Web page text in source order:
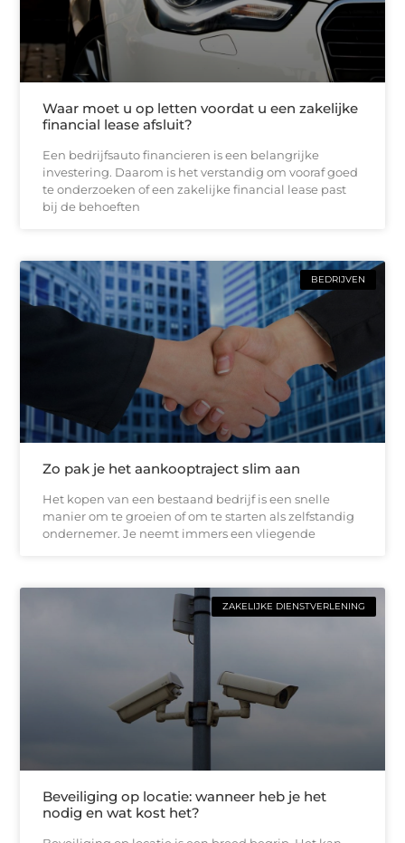
Waar moet u op letten voordat u een zakelijke
financial lease afsluit?
Een bedrijfsauto financieren is een belangrijke
investering. Daarom is het verstandig om vooraf goed
te onderzoeken of een zakelijke financial lease past
bij de behoeften
BEDRIJVEN
Zo pak je het aankooptraject slim aan
Het kopen van een bestaand bedrijf is een snelle
manier om te groeien of om te starten als zelfstandig
ondernemer. Je neemt immers een vliegende
ZAKELIJKE DIENSTVERLENING
Beveiliging op locatie: wanneer heb je het
nodig en wat kost het?